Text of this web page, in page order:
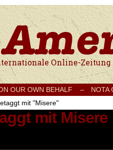
Onlinezeitung für Frieden,
OUR OWN BEHALF –
NOTA
mit "Misere"
mit Misere